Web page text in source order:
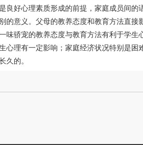
好心理素质形成的前提，家庭成员间的
意义。父母的教养态度和教育方法直接
味骄宠的教养态度与教育方法有利于学生
理有一定影响；家庭经济状况特别是困
久的。